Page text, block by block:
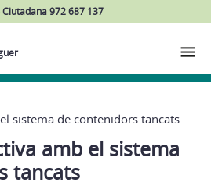
972 687 137
sistema de contenidors tancats
amb el sistema
tancats